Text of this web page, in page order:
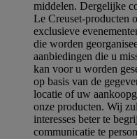
middelen. Dergelijke
Le Creuset-producten
exclusieve
die worden
aanbiedingen die u
kan voor u worden
op basis van de
locatie of uw
onze producten. Wij
interesses beter te
communicatie te